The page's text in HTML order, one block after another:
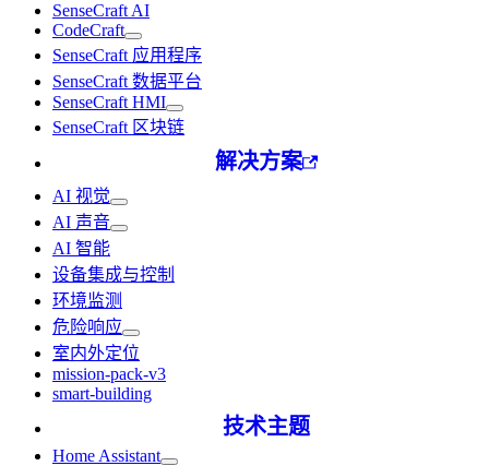
SenseCraft AI
CodeCraft
SenseCraft 应用程序
SenseCraft 数据平台
SenseCraft HMI
SenseCraft 区块链
解决方案
AI 视觉
AI 声音
AI 智能
设备集成与控制
环境监测
危险响应
室内外定位
mission-pack-v3
smart-building
技术主题
Home Assistant